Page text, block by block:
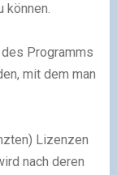
können.
Programms
mit dem man
Lizenzen
nach deren